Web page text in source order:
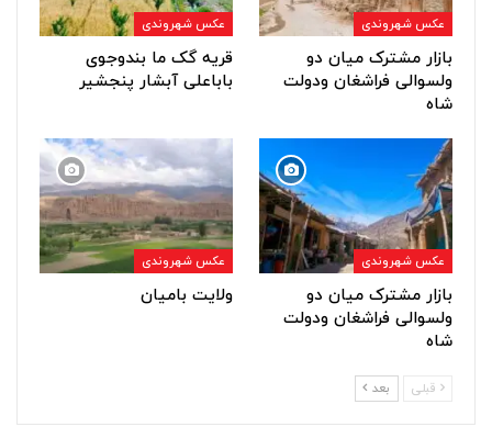
عکس شهروندی
بازار مشترک میان دو
ولسوالی فراشغان ودولت
شاه
عکس شهروندی
قریه گک ما بندوجوی
باباعلی آبشار پنجشیر
عکس شهروندی
بازار مشترک میان دو
ولسوالی فراشغان ودولت
شاه
عکس شهروندی
ولایت بامیان
قبلی بعد